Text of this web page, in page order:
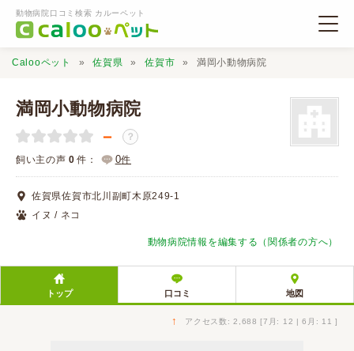
動物病院口コミ検索 カルーペット
動物病院検索
口コミ検索
口コミ投稿
Calooペット 佐賀県 佐賀市 満岡小動物病院
満岡小動物病院
－ ？
飼い主の声 0 件： 0件
佐賀県佐賀市北川副町木原249-1
イヌ / ネコ
動物病院情報を編集する（関係者の方へ）
トップ 口コミ 地図
↑ アクセス数: 2,688 [7月: 12 | 6月: 11 ]